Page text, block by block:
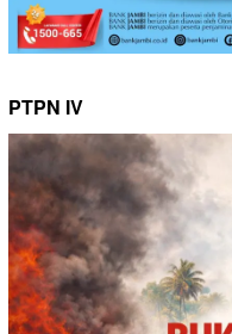
PTPN IV